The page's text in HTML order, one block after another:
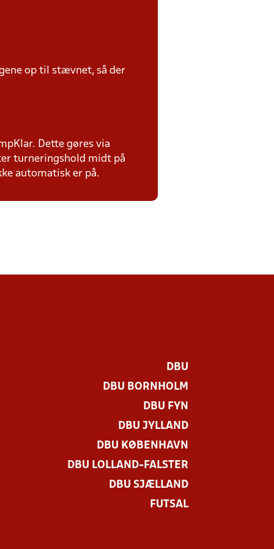
op til stævnet, så der
Dette gøres via
turneringshold midt på
automatisk er på.
DBU
DBU BORNHOLM
DBU FYN
DBU JYLLAND
DBU KØBENHAVN
DBU LOLLAND-FALSTER
DBU SJÆLLAND
FUTSAL